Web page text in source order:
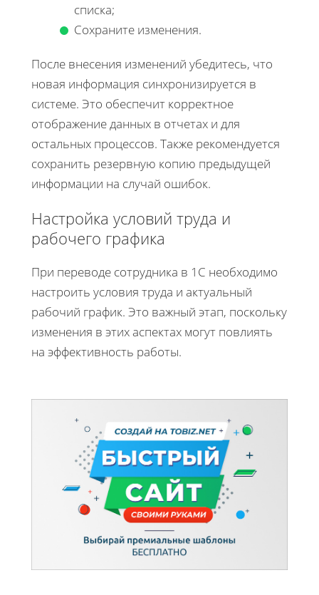
списка;
Сохраните изменения.
После внесения изменений убедитесь, что
новая информация синхронизируется в
системе. Это обеспечит корректное
отображение данных в отчетах и для
остальных процессов. Также рекомендуется
сохранить резервную копию предыдущей
информации на случай ошибок.
Настройка условий труда и
рабочего графика
При переводе сотрудника в 1С необходимо
настроить условия труда и актуальный
рабочий график. Это важный этап, поскольку
изменения в этих аспектах могут повлиять
на эффективность работы.